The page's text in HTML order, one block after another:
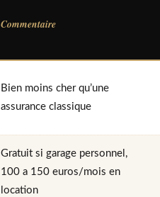
Commentaire
Bien moins cher qu’une
assurance classique
Gratuit si garage personnel,
100 a 150 euros/mois en
location